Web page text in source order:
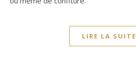
LIRE LA SUITE